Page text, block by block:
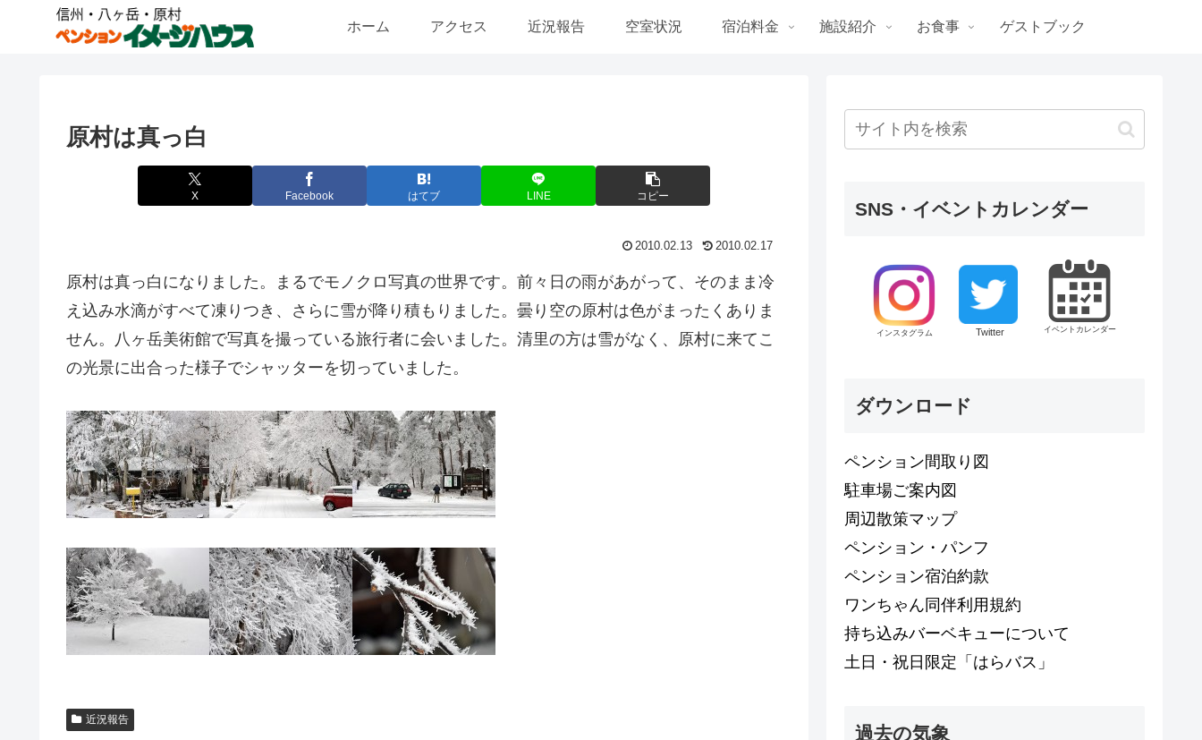
ホーム アクセス 近況報告 空室状況 宿泊料金 施設紹介 お食事 ゲストブック
原村は真っ白
X Facebook はてブ LINE コピー
2010.02.13 2010.02.17
原村は真っ白になりました。まるでモノクロ写真の世界です。前々日の雨があがって、そのまま冷
え込み水滴がすべて凍りつき、さらに雪が降り積もりました。曇り空の原村は色がまったくありま
せん。八ヶ岳美術館で写真を撮っている旅行者に会いました。清里の方は雪がなく、原村に来てこ
の光景に出合った様子でシャッターを切っていました。
近況報告
SNS・イベントカレンダー
インスタグラム Twitter イベントカレンダー
ダウンロード
ペンション間取り図
駐車場ご案内図
周辺散策マップ
ペンション・パンフ
ペンション宿泊約款
ワンちゃん同伴利用規約
持ち込みバーベキューについて
土日・祝日限定「はらバス」
過去の気象